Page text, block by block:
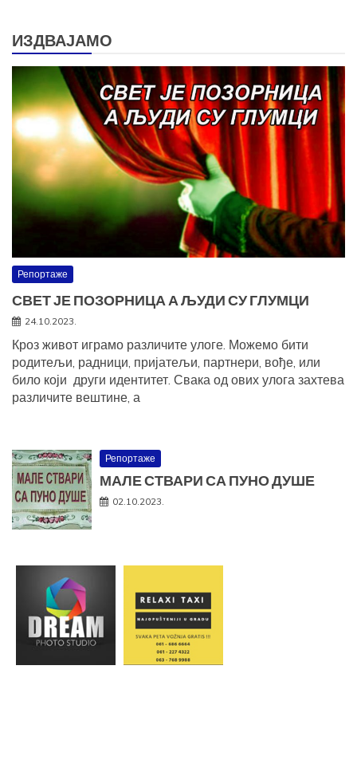
ИЗДВАЈАМО
Репортаже
СВЕТ ЈЕ ПОЗОРНИЦА А ЉУДИ СУ ГЛУМЦИ
24.10.2023.
Кроз живот играмо различите улоге. Можемо бити
родитељи, радници, пријатељи, партнери, вође, или
било који други идентитет. Свака од ових улога захтева
различите вештине, а
Репортаже
МАЛЕ СТВАРИ СА ПУНО ДУШЕ
02.10.2023.